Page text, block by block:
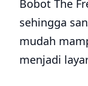
Bobot The
sehingga
mudah
menjadi